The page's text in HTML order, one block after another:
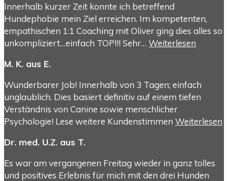
Innerhalb kurzer Zeit konnte ich betreffend
Hundephobie mein Ziel erreichen. Im kompetenten,
empathischen 1:1 Coaching mit Oliver ging dies alles so
unkompliziert…einfach TOP!!! Sehr… Weiterlesen
M. K. aus E.
Wunderbarer Job! Innerhalb von 3 Tagen; einfach
unglaublich. Dies basiert definitiv auf einem tiefen
Verständnis von Canine sowie menschlicher
Psychologie! Lese weitere Kundenstimmen Weiterlesen
Dr. med. U.Z. aus T.
Es war am vergangenen Freitag wieder in ganz tolles
und positives Erlebnis für mich mit den drei Hunden